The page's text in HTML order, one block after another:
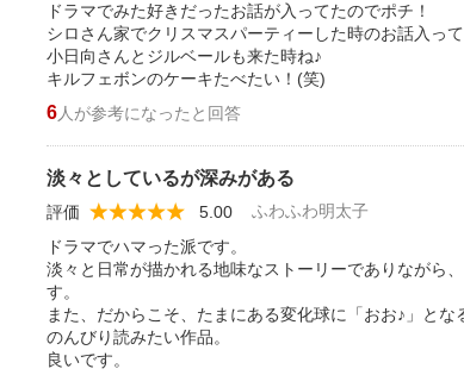
ドラマでみた好きだったお話が入ってたのでポチ！
シロさん家でクリスマスパーティーした時のお話入っ
小日向さんとジルベールも来た時ね♪
キルフェボンのケーキたべたい！(笑)
6人が参考になったと回答
淡々としているが深みがある
ふわふわ明太子
評価 5.00
ドラマでハマった派です。
淡々と日常が描かれる地味なストーリーでありながら
す。
また、だからこそ、たまにある変化球に「おお♪」とな
のんびり読みたい作品。
良いです。